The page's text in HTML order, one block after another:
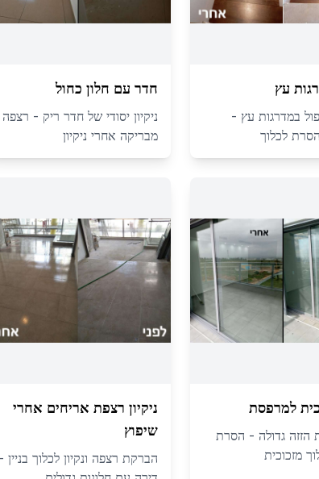
עץ
במדרגות עץ -
לכלוך
חדר עם חלון כחול
ניקיון יסודי של חדר ריק - רצפה
מבריקה אחרי ניקיון
למרפסת
הזזה גדולה - הסרת
מזכוכית
ניקיון רצפת אריחים אחרי
שיפוץ
הברקת רצפה ונקיון לכלוך בניין -